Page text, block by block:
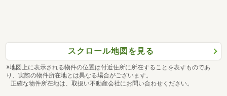
スクロール地図を見る
※地図上に表示される物件の位置は付近住所に所在することを表すものであ
り、実際の物件所在地とは異なる場合がございます。
正確な物件所在地は、取扱い不動産会社にお問い合わせください。